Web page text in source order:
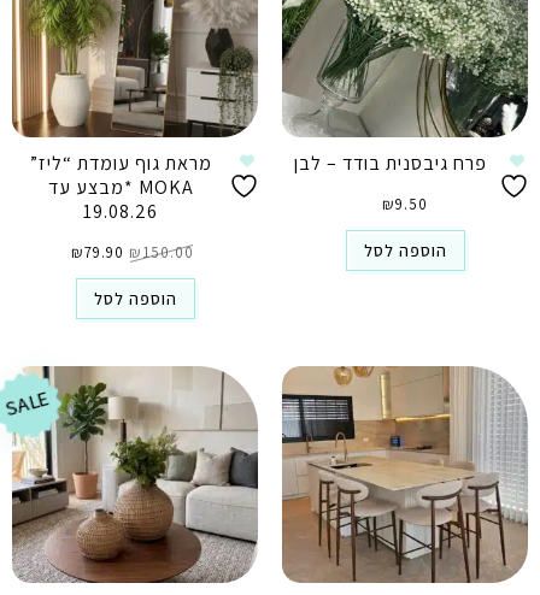
מראת גוף עומדת “ליז”
MOKA *מבצע עד
19.08.26
₪150.00 המקורי
היה:
₪150.00.
₪79.90 הנוכחי
הוא:
הוספה לסל
פרח גיבסנית בודד – לבן
₪9.50
הוספה לסל
SALE